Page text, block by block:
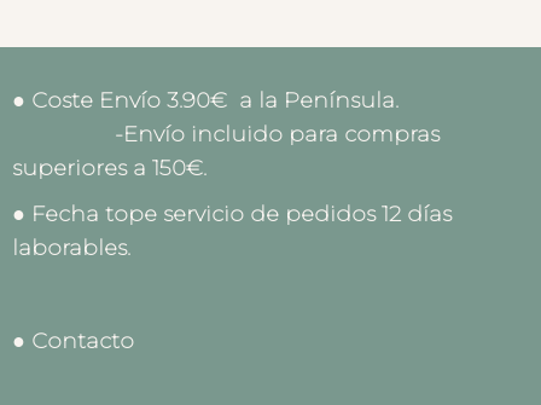
● Coste Envío 3.90€ a la Península.
-Envío incluido para compras
superiores a 150€.
● Fecha tope servicio de pedidos 12 días
laborables.
● Contacto